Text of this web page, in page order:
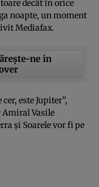
decât în orice
noapte, un moment
Mediafax.
ne in
este Jupiter”,
Amiral Vasile
şi Soarele vor fi pe